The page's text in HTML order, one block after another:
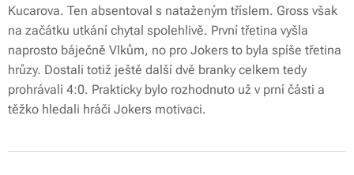
Kucarova. Ten absentoval s nataženým tříslem. Gross však
na začátku utkání chytal spolehlivě. První třetina vyšla
naprosto báječně Vlkům, no pro Jokers to byla spíše třetina
hrůzy. Dostali totiž ještě další dvě branky celkem tedy
prohrávali 4:0. Prakticky bylo rozhodnuto už v prní části a
těžko hledali hráči Jokers motivaci.